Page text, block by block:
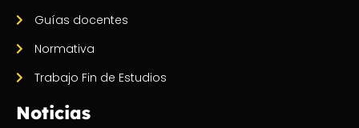
Guías docentes
Normativa
Trabajo Fin de Estudios
Noticias